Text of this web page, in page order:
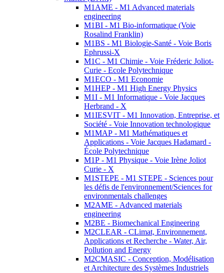
M1AME - M1 Advanced materials
engineering
M1BI - M1 Bio-informatique (Voie
Rosalind Franklin)
M1BS - M1 Biologie-Santé - Voie Boris
Ephrussi-X
M1C - M1 Chimie - Voie Fréderic Joliot-
Curie - Ecole Polytechnique
M1ECO - M1 Economie
M1HEP - M1 High Energy Physics
M1I - M1 Informatique - Voie Jacques
Herbrand - X
M1IESVIT - M1 Innovation, Entreprise, et
Société - Voie Innovation technologique
M1MAP - M1 Mathématiques et
Applications - Voie Jacques Hadamard -
École Polytechnique
M1P - M1 Physique - Voie Irène Joliot
Curie - X
M1STEPE - M1 STEPE - Sciences pour
les défis de l'environnement/Sciences for
environmentals challenges
M2AME - Advanced materials
engineering
M2BE - Biomechanical Engineering
M2CLEAR - CLimat, Environnement,
Applications et Recherche - Water, Air,
Pollution and Energy
M2CMASIC - Conception, Modélisation
et Architecture des Systèmes Industriels